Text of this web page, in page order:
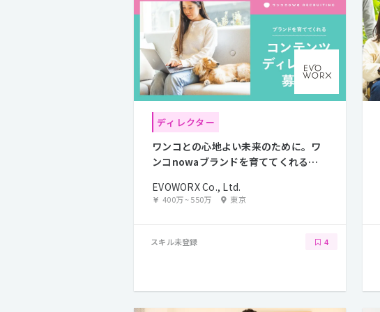
ディレクター
ワンコとの心地よい未来のために。ワ
ンコnowaブランドを育ててくれるコ
EVOWORX Co., Ltd.
400万~550万 東京
スキル未登録 4